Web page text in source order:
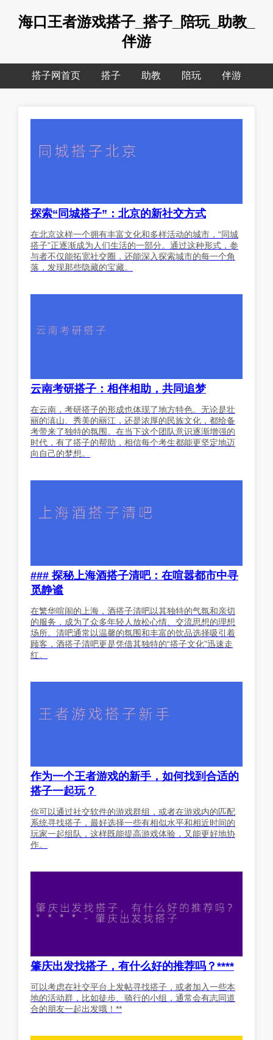
海口王者游戏搭子_搭子_陪玩_助教_
伴游
搭子网首页 搭子 助教 陪玩 伴游
探索“同城搭子”：北京的新社交方式
在北京这样一个拥有丰富文化和多样活动的城市，“同城
搭子”正逐渐成为人们生活的一部分。通过这种形式，参
与者不仅能拓宽社交圈，还能深入探索城市的每一个角
落，发现那些隐藏的宝藏。
云南考研搭子：相伴相助，共同追梦
在云南，考研搭子的形成也体现了地方特色。无论是壮
丽的滇山、秀美的丽江，还是浓厚的民族文化，都给备
考带来了独特的氛围。在当下这个团队意识逐渐增强的
时代，有了搭子的帮助，相信每个考生都能更坚定地迈
向自己的梦想。
### 探秘上海酒搭子清吧：在喧嚣都市中寻
觅静谧
在繁华喧闹的上海，酒搭子清吧以其独特的气氛和亲切
的服务，成为了众多年轻人放松心情、交流思想的理想
场所。清吧通常以温馨的氛围和丰富的饮品选择吸引着
顾客，酒搭子清吧更是凭借其独特的“搭子文化”迅速走
红。
作为一个王者游戏的新手，如何找到合适的
搭子一起玩？
你可以通过社交软件的游戏群组，或者在游戏内的匹配
系统寻找搭子，最好选择一些有相似水平和相近时间的
玩家一起组队，这样既能提高游戏体验，又能更好地协
作。
肇庆出发找搭子，有什么好的推荐吗？****
可以考虑在社交平台上发帖寻找搭子，或者加入一些本
地的活动群，比如徒步、骑行的小组，通常会有志同道
合的朋友一起出发哦！**